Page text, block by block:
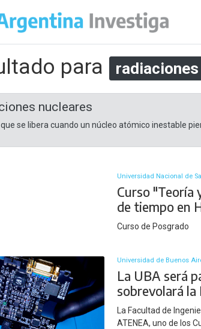
para
nucleares
que se libera cuando un núcleo atómico inestable
Universidad Nacional de
Curso "Teoría
de tiempo en
Curso de Posgrado
Universidad de Buenos
La UBA será
sobrevolará la
La Facultad de
ATENEA, uno de los